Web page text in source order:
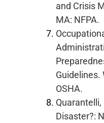
and Crisis
MA: NFPA.
Guidelines.
OSHA.
Quarantelli,
Disaster?: